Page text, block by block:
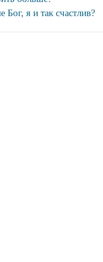
Бог, я и так счастлив?